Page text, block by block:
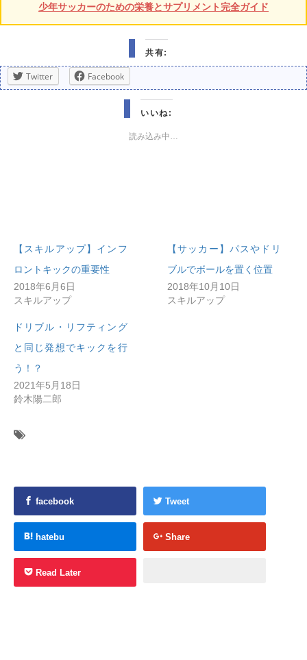
少年サッカーのための栄養とサプリメント完全ガイド
共有:
Twitter Facebook
いいね:
読み込み中…
【スキルアップ】インフ
ロントキックの重要性
2018年6月6日
スキルアップ
【サッカー】パスやドリ
ブルでボールを置く位置
2018年10月10日
スキルアップ
ドリブル・リフティング
と同じ発想でキックを行
う！？
2021年5月18日
鈴木陽二郎
facebook Tweet
hatebu Share
Read Later